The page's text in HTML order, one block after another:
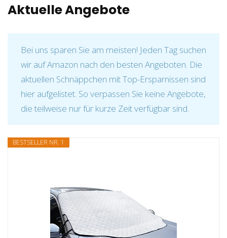
Aktuelle Angebote
Bei uns sparen Sie am meisten! Jeden Tag suchen
wir auf Amazon nach den besten Angeboten. Die
aktuellen Schnäppchen mit Top-Ersparnissen sind
hier aufgelistet. So verpassen Sie keine Angebote,
die teilweise nur für kurze Zeit verfügbar sind.
BESTSELLER NR. 1